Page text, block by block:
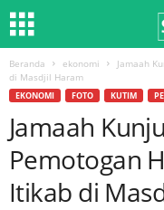
Beranda ekonomi
Jamaah
di Masdjil Haram
EKONOMI FOTO KUTIM
Jamaah
Pemotogan
Itikab di